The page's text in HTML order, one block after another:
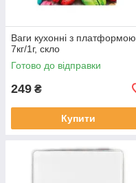
Ваги кухонні з платформою,
7кг/1г, скло
Готово до відправки
249 ₴
Купити